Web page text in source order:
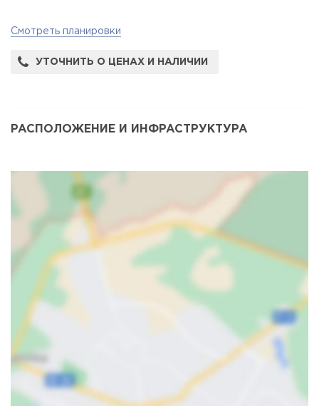
Смотреть планировки
УТОЧНИТЬ О ЦЕНАХ И НАЛИЧИИ
РАСПОЛОЖЕНИЕ И ИНФРАСТРУКТУРА